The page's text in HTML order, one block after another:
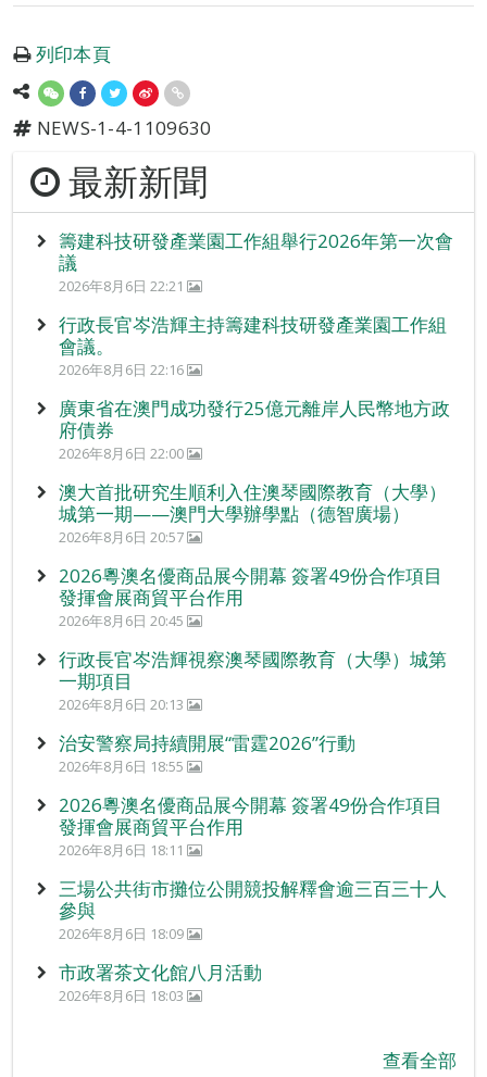
列印本頁
NEWS-1-4-1109630
最新新聞
籌建科技研發產業園工作組舉行2026年第一次會
議
2026年8月6日 22:21
行政長官岑浩輝主持籌建科技研發產業園工作組
會議。
2026年8月6日 22:16
廣東省在澳門成功發行25億元離岸人民幣地方政
府債券
2026年8月6日 22:00
澳大首批研究生順利入住澳琴國際教育（大學）
城第一期——澳門大學辦學點（德智廣場）
2026年8月6日 20:57
2026粵澳名優商品展今開幕 簽署49份合作項目
發揮會展商貿平台作用
2026年8月6日 20:45
行政長官岑浩輝視察澳琴國際教育（大學）城第
一期項目
2026年8月6日 20:13
治安警察局持續開展“雷霆2026”行動
2026年8月6日 18:55
2026粵澳名優商品展今開幕 簽署49份合作項目
發揮會展商貿平台作用
2026年8月6日 18:11
三場公共街市攤位公開競投解釋會逾三百三十人
參與
2026年8月6日 18:09
市政署茶文化館八月活動
2026年8月6日 18:03
查看全部